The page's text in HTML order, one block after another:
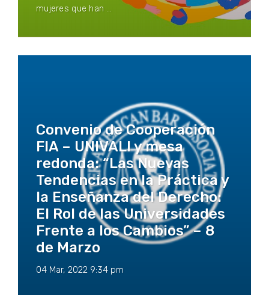
mujeres que han …
Convenio de Cooperación
FIA – UNIVALI y mesa
redonda: “Las Nuevas
Tendencias en la Práctica y
la Enseñanza del Derecho:
El Rol de las Universidades
Frente a los Cambios” – 8
de Marzo
04 Mar, 2022 9:34 pm